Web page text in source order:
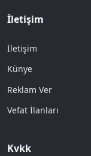
İletişim
İletişim
Künye
Reklam Ver
Vefat İlanları
Kvkk